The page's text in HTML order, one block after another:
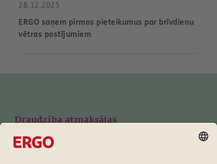
28.12.2025
ERGO saņem pirmos pieteikumus par brīvdienu
vētras postījumiem
Draudzība atmaksājas
Lojalitātes programma ERGO klientiem